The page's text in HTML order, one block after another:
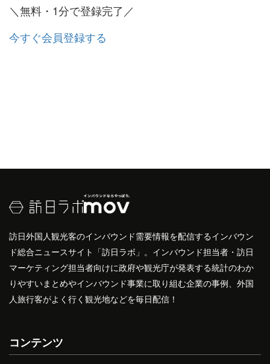
＼無料・1分で登録完了／
今すぐ会員登録する
訪日外国人観光客のインバウンド需要情報を配信するインバウン
ド総合ニュースサイト「訪日ラボ」。インバウンド担当者・訪日
マーケティング担当者向けに政府や観光庁が発表する統計のわか
りやすいまとめやインバウンド事業に取り組む企業の事例、外国
人旅行客がよく行く観光地などを毎日配信！
コンテンツ